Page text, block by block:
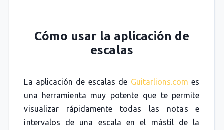
Cómo usar la aplicación de
escalas
La aplicación de escalas de Guitarlions.com es
una herramienta muy potente que te permite
visualizar rápidamente todas las notas e
intervalos de una escala en el mástil de la